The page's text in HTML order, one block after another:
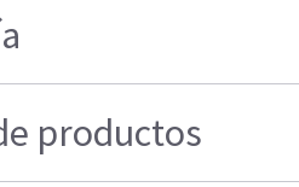
productos